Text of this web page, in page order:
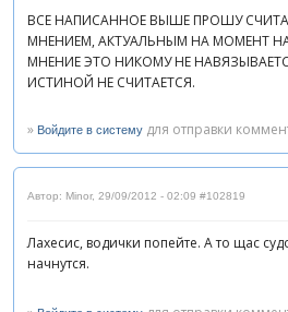
ВСЕ НАПИСАННОЕ ВЫШЕ ПРОШУ
МНЕНИЕМ, АКТУАЛЬНЫМ НА МОМЕНТ
МНЕНИЕ ЭТО НИКОМУ НЕ
ИСТИНОЙ НЕ СЧИТАЕТСЯ.
» Войдите в систему для отправки
Автор: Minor, 29/09/2012 - 02:09 #102819
Лахесис, водички попейте. А то щас
начнутся.